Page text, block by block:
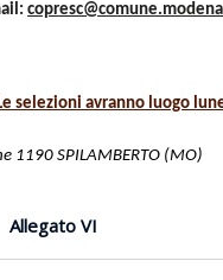
selezioni avranno luogo
1190 SPILAMBERTO (MO)
Allegato VI